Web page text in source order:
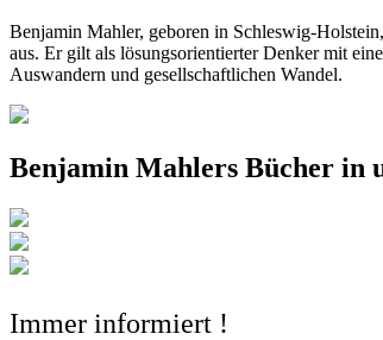
Benjamin Mahler, geboren in Schleswig-
aus. Er gilt als lösungsorientierter Denker mit
Auswandern und gesellschaftlichen Wandel.
Benjamin Mahlers Bücher in
Immer informiert !